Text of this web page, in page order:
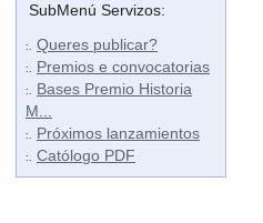
SubMenú Servizos:
:. Queres publicar?
:. Premios e convocatorias
:.
Bases Premio Historia
M...
:. Próximos lanzamientos
:. Católogo PDF